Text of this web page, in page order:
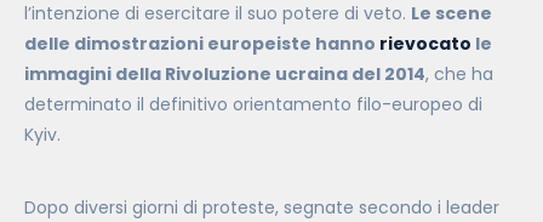
l’intenzione di esercitare il suo potere di veto. Le scene
delle dimostrazioni europeiste hanno rievocato le
immagini della Rivoluzione ucraina del 2014, che ha
determinato il definitivo orientamento filo-europeo di
Kyiv.
Dopo diversi giorni di proteste, segnate secondo i leader